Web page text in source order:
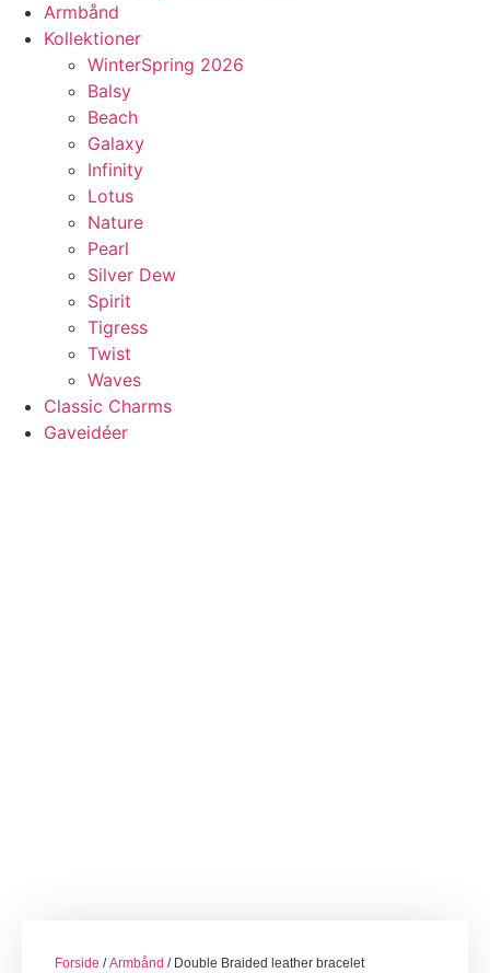
Armbånd
Kollektioner
WinterSpring 2026
Balsy
Beach
Galaxy
Infinity
Lotus
Nature
Pearl
Silver Dew
Spirit
Tigress
Twist
Waves
Classic Charms
Gaveidéer
Forside /Armbånd / Double Braided leather bracelet